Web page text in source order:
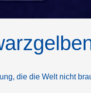
die die Welt nicht